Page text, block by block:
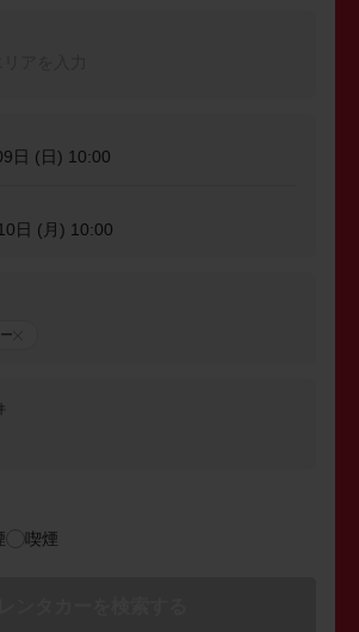
日 (日) 10:00
日 (月) 10:00
喫煙